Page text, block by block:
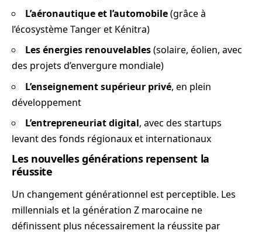
L’aéronautique et l’automobile(grâce à
l’écosystème Tanger et Kénitra)
Les énergies renouvelables(solaire, éolien, avec
des projets d’envergure mondiale)
L’enseignement supérieur privé, en plein
développement
L’entrepreneuriat digital, avec des startups
levant des fonds régionaux et internationaux
Les nouvelles générations repensent la
réussite
Un changement générationnel est perceptible. Les
millennials et la génération Z marocaine ne
définissent plus nécessairement la réussite par